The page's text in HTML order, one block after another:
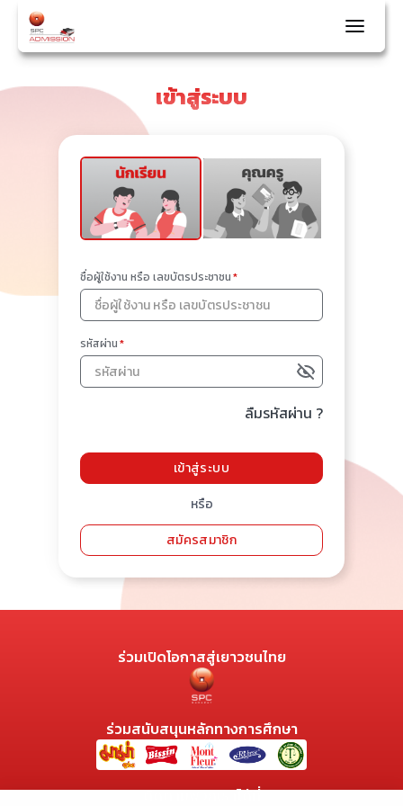
เข้าสู่ระบบ
ชื่อผู้ใช้งาน หรือ เลขบัตรประชาชน*
รหัสผ่าน*
ลืมรหัสผ่าน ?
เข้าสู่ระบบ
หรือ
สมัครสมาชิก
ร่วมเปิดโอกาสสู่เยาวชนไทย
ร่วมสนับสนุนหลักทางการศึกษา
ติดตามพวกเราได้ที่